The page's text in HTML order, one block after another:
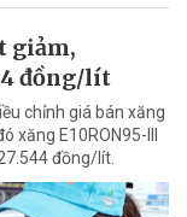
giảm,
đồng/lít
chỉnh giá bán xăng
xăng E10RON95-III
đồng/lít.